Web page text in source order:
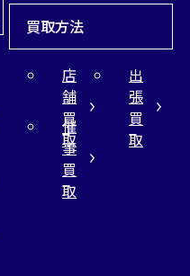
買取方法
店
舗
買
取
出
張
買
取
催
事
買
取